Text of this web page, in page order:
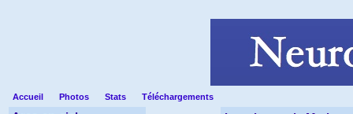
Accueil Photos Stats Téléchargements